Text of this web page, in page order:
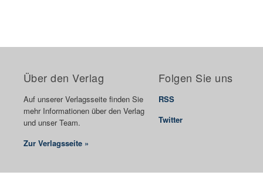
Über den Verlag
Auf unserer Verlagsseite finden Sie
mehr Informationen über den Verlag
und unser Team.
Zur Verlagsseite »
Folgen Sie uns
RSS
Twitter